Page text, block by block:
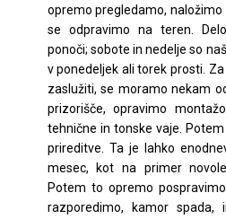
opremo pregledamo,
se odpravimo na teren.
ponoči; sobote in nedelje so
v ponedeljek ali torek prosti.
zaslužiti, se moramo nekam
prizorišče, opravimo
tehnične in tonske vaje.
prireditve. Ta je lahko
mesec, kot na primer
Potem to opremo
razporedimo, kamor spada,